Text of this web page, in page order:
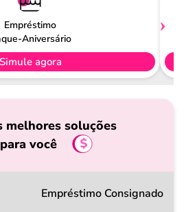
Empréstimo
Aniversário
Simule agora
melhores soluções
você
Empréstimo Consignado